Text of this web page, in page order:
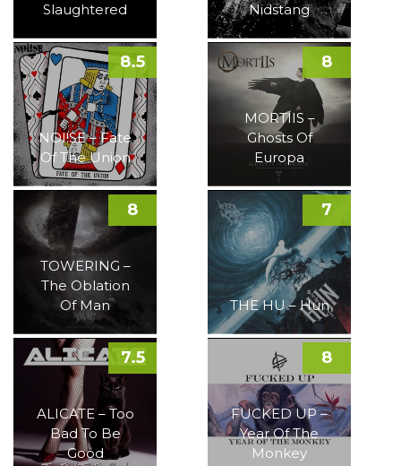
Slaughtered
Nidstang
NOI!SE – Fate
Of The Union
8.5
MORTIIS –
Ghosts Of
Europa
8
TOWERING –
The Oblation
Of Man
8
THE HU – Hun
7
ALICATE – Too
Bad To Be
Good
7.5
FUCKED UP –
Year Of The
Monkey
8